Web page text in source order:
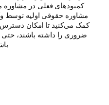
کمبودهای فعلی در
مشاوره حقوقی اولیه توسط
کمک می‌کنید تا امکان
ضروری را داشته باشند، حتی